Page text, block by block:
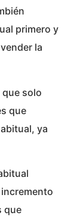
primero y
la
solo
que
ya
que